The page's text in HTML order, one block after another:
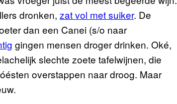
dronken, zat vol met suiker. De
dan een Canei (s/o naar
gingen mensen droger drinken. Oké,
slechte zoete tafelwijnen, die
overstappen naar droog. Maar